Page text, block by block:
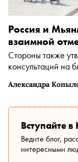
Александра
Россия и
взаимной
Стороны также
консультаций на
Вступайте
Ведите блог,
интересными